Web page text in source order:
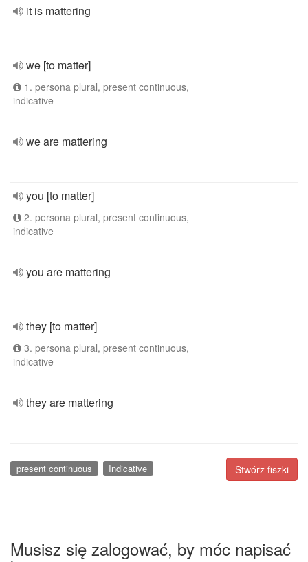
it is mattering
we [to matter]
1. persona plural, present continuous,
indicative
we are mattering
you [to matter]
2. persona plural, present continuous,
indicative
you are mattering
they [to matter]
3. persona plural, present continuous,
indicative
they are mattering
Stwórz fiszki
present continuous Indicative
Musisz się zalogować, by móc napisać